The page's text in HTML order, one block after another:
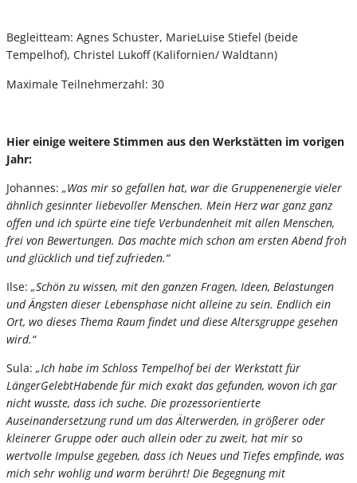
Begleitteam: Agnes Schuster, MarieLuise Stiefel (beide
Tempelhof), Christel Lukoff (Kalifornien/ Waldtann)
Maximale Teilnehmerzahl: 30
Hier einige weitere Stimmen aus den Werkstätten im vorigen
Jahr:
Johannes: „Was mir so gefallen hat, war die Gruppenenergie vieler
ähnlich gesinnter liebevoller Menschen. Mein Herz war ganz ganz
offen und ich spürte eine tiefe Verbundenheit mit allen Menschen,
frei von Bewertungen. Das machte mich schon am ersten Abend froh
und glücklich und tief zufrieden.“
Ilse: „Schön zu wissen, mit den ganzen Fragen, Ideen, Belastungen
und Ängsten dieser Lebensphase nicht alleine zu sein. Endlich ein
Ort, wo dieses Thema Raum findet und diese Altersgruppe gesehen
wird.“
Sula: „Ich habe im Schloss Tempelhof bei der Werkstatt für
LängerGelebtHabende für mich exakt das gefunden, wovon ich gar
nicht wusste, dass ich suche. Die prozessorientierte
Auseinandersetzung rund um das Älterwerden, in größerer oder
kleinerer Gruppe oder auch allein oder zu zweit, hat mir so
wertvolle Impulse gegeben, dass ich Neues und Tiefes empfinde, was
mich sehr wohlig und warm berührt! Die Begegnung mit